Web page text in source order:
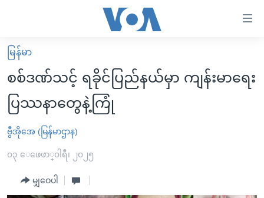
လွယ်ကူ
စေ
သည့်
Link
များ
ပင်မ
မူလစာမျက်နှာ
မြန်မာ
ကမ္ဘာ့သတင်းများ
နိုင်ငံတကာ
အစ္စရေး-ပါလက်စတိုင်း
ဗွီဒီယို
သတင်းလွတ်လပ်ခွင့်
အင်္ဂလိပ်စာလေ့လာမယ်
မြန်မာ
စစ်ဒဏ်သင့် ရခိုင်ပြည်နယ်မှာ ကျန်းမာရေး
ပြဿနာတွေနဲ့ကြုံ
ဗွီအိုအေ (မြန်မာဌာန)
၀၃ ေဖေဖာ္၀ါရီ၊ ၂၀၂၅
မျှဝေပါ